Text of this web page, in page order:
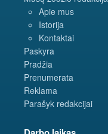
Apie mus
Istorija
Kontaktai
Paskyra
Pradžia
Prenumerata
Reklama
Parašyk redakcijai